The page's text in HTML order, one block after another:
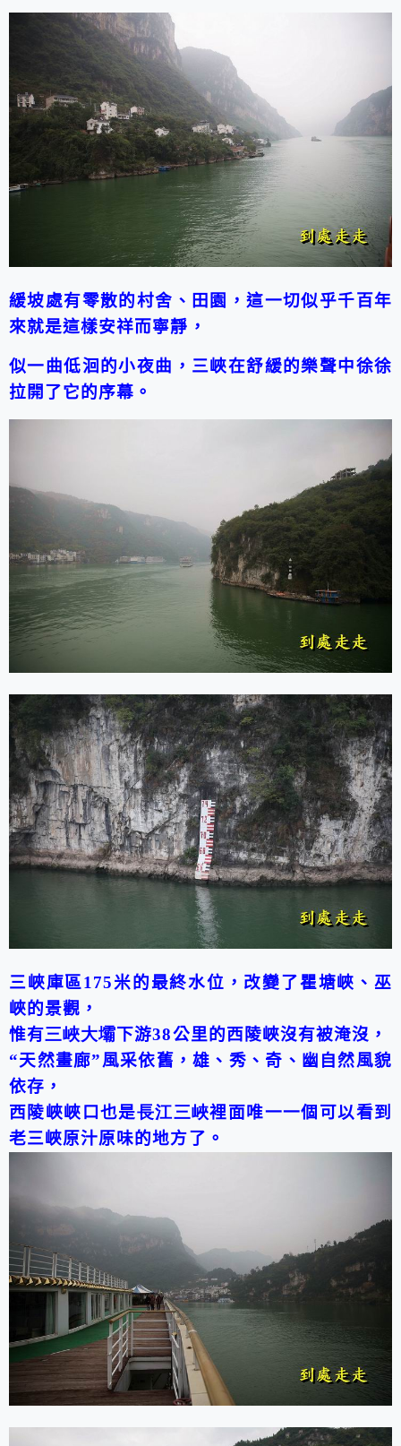
緩坡處有零散的村舍、田園，這一切似乎千百年
來就是這樣安祥而寧靜，
似一曲低洄的小夜曲，三峽在舒緩的樂聲中徐徐
拉開了它的序幕。
三峽庫區175米的最終水位，改變了瞿塘峽、巫
峽的景觀，
惟有三峽大壩下游38公里的西陵峽沒有被淹沒，
“天然畫廊”風采依舊，雄、秀、奇、幽自然風貌
依存，
西陵峽峽口也是長江三峽裡面唯一一個可以看到
老三峽原汁原味的地方了。